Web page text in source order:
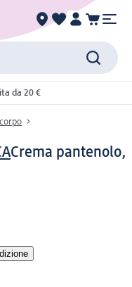
da 20 €
Crema pantenolo,